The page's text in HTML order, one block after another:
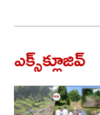
ఎక్స్‌క్లూజివ్‌